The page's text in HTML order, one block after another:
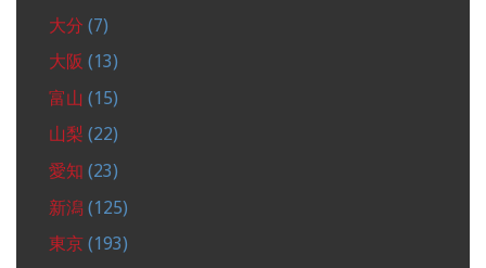
大分 (7)
大阪 (13)
富山 (15)
山梨 (22)
愛知 (23)
新潟 (125)
東京 (193)